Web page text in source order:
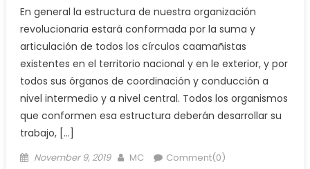
En general la estructura de nuestra organización
revolucionaria estará conformada por la suma y
articulación de todos los círculos caamañistas
existentes en el territorio nacional y en le exterior, y por
todos sus órganos de coordinación y conducción a
nivel intermedio y a nivel central. Todos los organismos
que conformen esa estructura deberán desarrollar su
trabajo, […]
Posted
November 9, 2019 Author
MC Comment(0)